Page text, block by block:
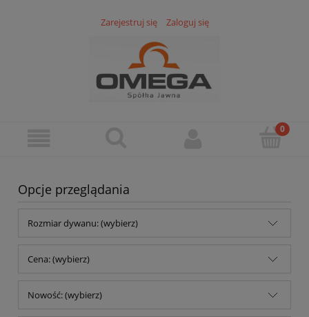
Zarejestruj się Zaloguj się
Opcje przeglądania
Rozmiar dywanu: (wybierz)
Cena: (wybierz)
Nowość: (wybierz)